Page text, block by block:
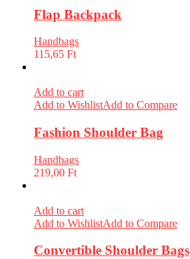
Flap Backpack
Handbags
115,65 Ft
Add to cart
Add to WishlistAdd to Compare
Fashion Shoulder Bag
Handbags
219,00 Ft
Add to cart
Add to WishlistAdd to Compare
Convertible Shoulder Bags